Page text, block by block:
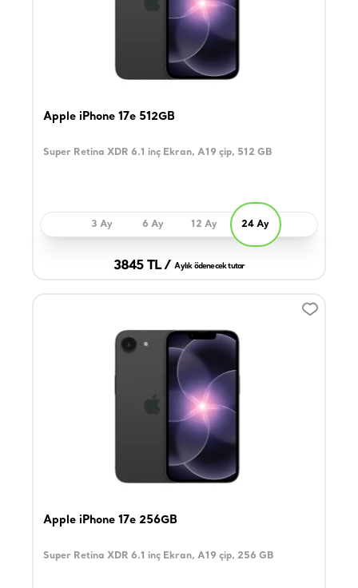
Apple iPhone 17e 512GB
Super Retina XDR 6.1 inç Ekran, A19 çip, 512 GB
3 Ay 6 Ay 12 Ay 24 Ay
3845 TL / Aylık ödenecek tutar
Apple iPhone 17e 256GB
Super Retina XDR 6.1 inç Ekran, A19 çip, 256 GB